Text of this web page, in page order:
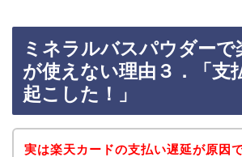
ミネラルバスパウダーで
が使えない理由３．「支
起こした！」
実は楽天カードの支払い遅延が原因